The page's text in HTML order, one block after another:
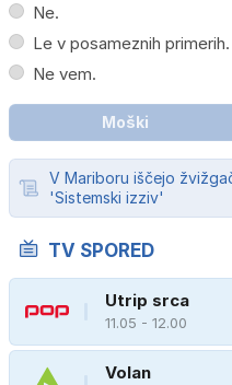
Ne.
Le v posameznih primerih.
Ne vem.
Moški
V Mariboru iščejo
'Sistemski izziv'
TV SPORED
Utrip srca
11.05 - 12.00
Volan